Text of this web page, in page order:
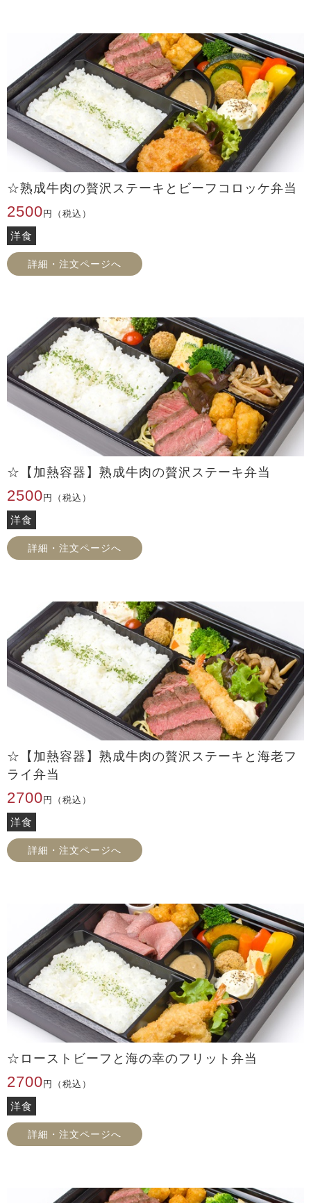
☆熟成牛肉の贅沢ステーキとビーフコロッケ弁当
2500 円（税込）
洋食
詳細・注文ページへ
☆【加熱容器】熟成牛肉の贅沢ステーキ弁当
2500 円（税込）
洋食
詳細・注文ページへ
☆【加熱容器】熟成牛肉の贅沢ステーキと海老フ
ライ弁当
2700 円（税込）
洋食
詳細・注文ページへ
☆ローストビーフと海の幸のフリット弁当
2700 円（税込）
洋食
詳細・注文ページへ